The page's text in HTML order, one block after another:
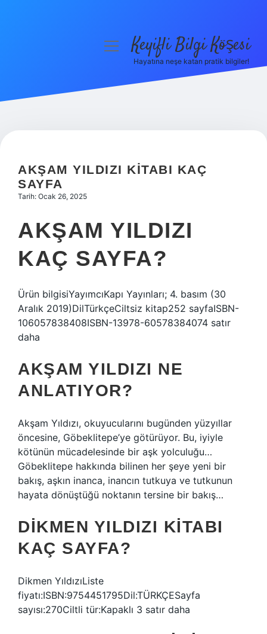
Hakkımızda
menüyüKeyifli Bilgi Köşesi
Hayatına neşe katan pratik bilgiler!
AKŞAM YILDIZI KITABI KAÇ
SAYFA
Tarih: Ocak 26, 2025
AKŞAM YILDIZI
KAÇ SAYFA?
Ürün bilgisiYayımcıKapı Yayınları; 4. basım (30
Aralık 2019)DilTürkçeCiltsiz kitap252 sayfaISBN-
106057838408ISBN-13978-60578384074 satır
daha
AKŞAM YILDIZI NE
ANLATIYOR?
Akşam Yıldızı, okuyucularını bugünden yüzyıllar
öncesine, Göbeklitepe’ye götürüyor. Bu, iyiyle
kötünün mücadelesinde bir aşk yolculuğu…
Göbeklitepe hakkında bilinen her şeye yeni bir
bakış, aşkın inanca, inancın tutkuya ve tutkunun
hayata dönüştüğü noktanın tersine bir bakış…
DIKMEN YILDIZI KITABI
KAÇ SAYFA?
Dikmen YıldızıListe
fiyatı:ISBN:9754451795Dil:TÜRKÇESayfa
sayısı:270Ciltli tür:Kapaklı 3 satır daha